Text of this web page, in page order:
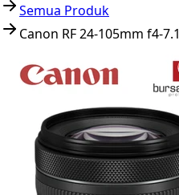
Semua Produk
Canon RF 24-105mm f4-